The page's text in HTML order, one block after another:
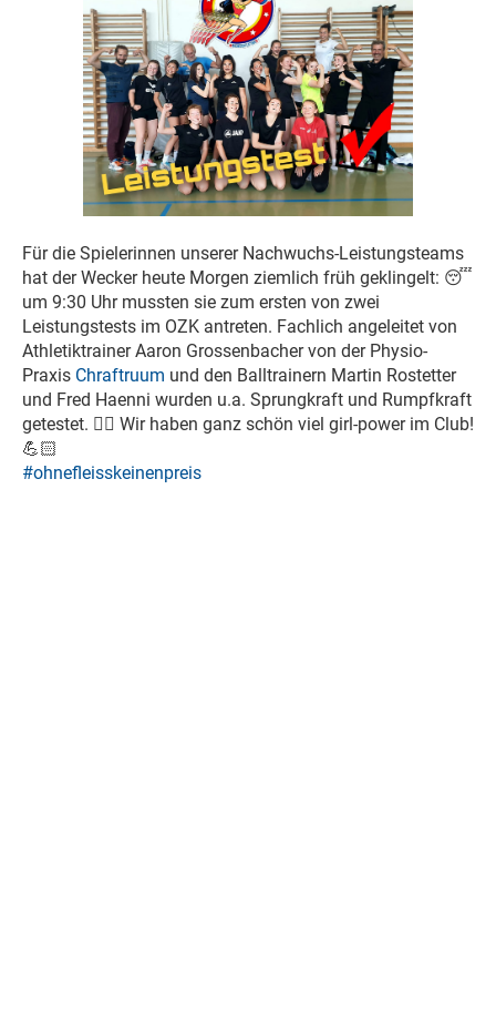
Für die Spielerinnen unserer Nachwuchs-Leistungsteams
hat der Wecker heute Morgen ziemlich früh geklingelt: 😴
um 9:30 Uhr mussten sie zum ersten von zwei
Leistungstests im OZK antreten. Fachlich angeleitet von
Athletiktrainer Aaron Grossenbacher von der Physio-
Praxis Chraftruum und den Balltrainern Martin Rostetter
und Fred Haenni wurden u.a. Sprungkraft und Rumpfkraft
getestet. 🏋️‍♀️ Wir haben ganz schön viel girl-power im Club!
💪🏻
#ohnefleisskeinenpreis